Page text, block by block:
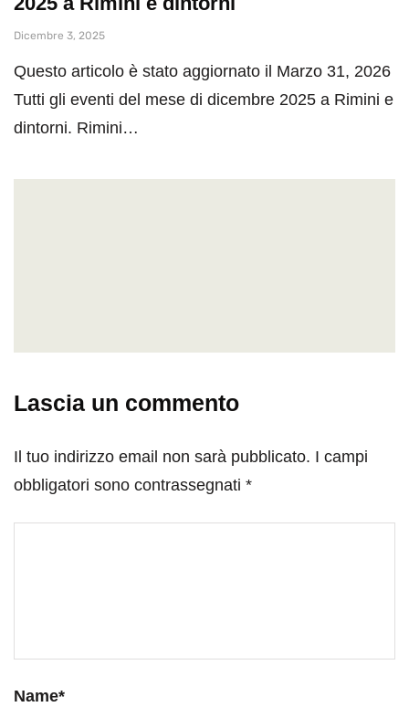
Dicembre 3, 2025
Questo articolo è stato aggiornato il Marzo 31, 2026
Tutti gli eventi del mese di dicembre 2025 a Rimini e
dintorni. Rimini…
Lascia un commento
Il tuo indirizzo email non sarà pubblicato. I campi
obbligatori sono contrassegnati *
Name*